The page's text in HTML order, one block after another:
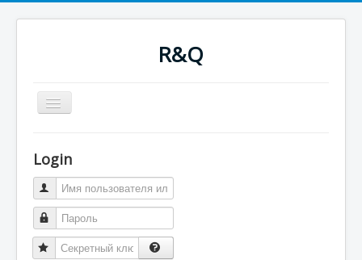
R&Q
Включить/
выключить
Форум
Последнее
Поиск
Скачать
Ночные сборки
Файлы
RQводство
Login